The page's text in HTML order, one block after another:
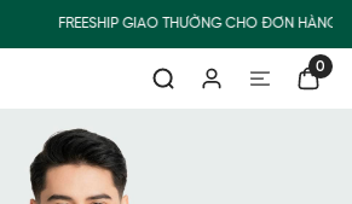
FREESHIP GIAO THƯỜNG CHO ĐƠN HÀNG
0